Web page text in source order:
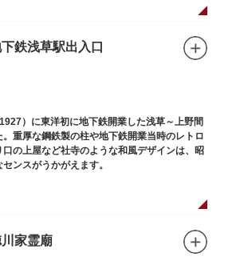
鉄浅草駅出入口
）に東洋初に地下鉄開業した浅草～上野間
重厚な鋼鉄製の柱や地下鉄開業当時のレトロ
の上屋など社寺のような和風デザインは、昭
ンスがうかがえます。
家霊廟